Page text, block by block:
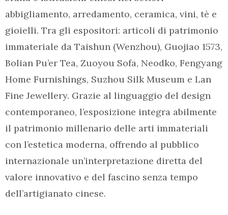
abbigliamento, arredamento, ceramica, vini, tè e
gioielli. Tra gli espositori: articoli di patrimonio
immateriale da Taishun (Wenzhou), Guojiao 1573,
Bolian Pu’er Tea, Zuoyou Sofa, Neodko, Fengyang
Home Furnishings, Suzhou Silk Museum e Lan
Fine Jewellery. Grazie al linguaggio del design
contemporaneo, l’esposizione integra abilmente
il patrimonio millenario delle arti immateriali
con l’estetica moderna, offrendo al pubblico
internazionale un’interpretazione diretta del
valore innovativo e del fascino senza tempo
dell’artigianato cinese.